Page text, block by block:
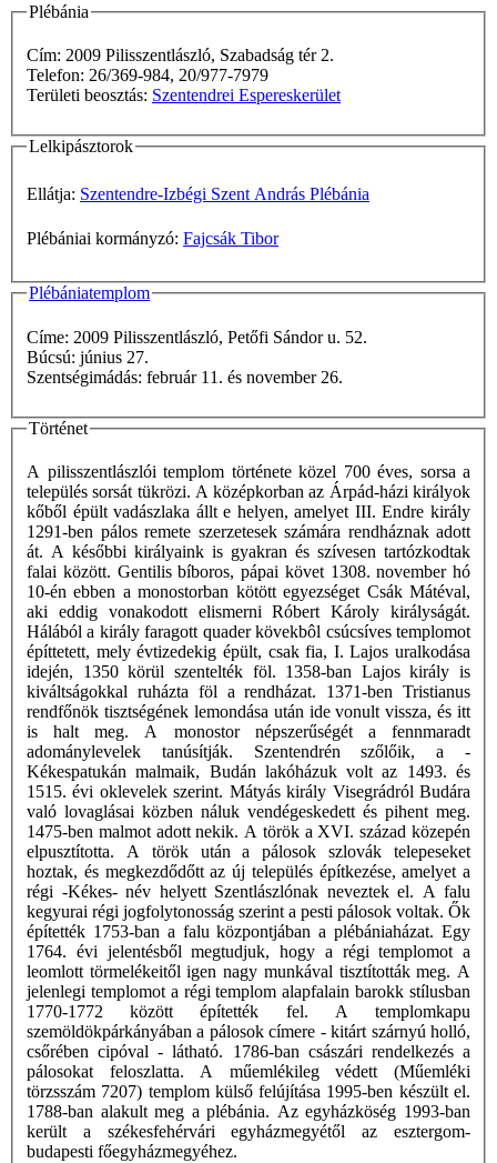
Plébánia
Cím: 2009 Pilisszentlászló, Szabadság tér 2.
Telefon: 26/369-984, 20/977-7979
Területi beosztás: Szentendrei Espereskerület
Lelkipásztorok
Ellátja: Szentendre-Izbégi Szent András Plébánia
Plébániai kormányzó: Fajcsák Tibor
Plébániatemplom
Címe: 2009 Pilisszentlászló, Petőfi Sándor u. 52.
Búcsú: június 27.
Szentségimádás: február 11. és november 26.
Történet
A pilisszentlászlói templom története közel 700 éves, sorsa a
település sorsát tükrözi. A középkorban az Árpád-házi királyok
kőből épült vadászlaka állt e helyen, amelyet III. Endre király
1291-ben pálos remete szerzetesek számára rendháznak adott
át. A későbbi királyaink is gyakran és szívesen tartózkodtak
falai között. Gentilis bíboros, pápai követ 1308. november hó
10-én ebben a monostorban kötött egyezséget Csák Mátéval,
aki eddig vonakodott elismerni Róbert Károly királyságát.
Hálából a király faragott quader kövekbôl csúcsíves templomot
építtetett, mely évtizedekig épült, csak fia, I. Lajos uralkodása
idején, 1350 körül szentelték föl. 1358-ban Lajos király is
kiváltságokkal ruházta föl a rendházat. 1371-ben Tristianus
rendfőnök tisztségének lemondása után ide vonult vissza, és itt
is halt meg. A monostor népszerűségét a fennmaradt
adománylevelek tanúsítják. Szentendrén szőlőik, a -
Kékespatukán malmaik, Budán lakóházuk volt az 1493. és
1515. évi oklevelek szerint. Mátyás király Visegrádról Budára
való lovaglásai közben náluk vendégeskedett és pihent meg.
1475-ben malmot adott nekik. A török a XVI. század közepén
elpusztította. A török után a pálosok szlovák telepeseket
hoztak, és megkezdődőtt az új település építkezése, amelyet a
régi -Kékes- név helyett Szentlászlónak neveztek el. A falu
kegyurai régi jogfolytonosság szerint a pesti pálosok voltak. Ők
építették 1753-ban a falu központjában a plébániaházat. Egy
1764. évi jelentésből megtudjuk, hogy a régi templomot a
leomlott törmelékeitől igen nagy munkával tisztították meg. A
jelenlegi templomot a régi templom alapfalain barokk stílusban
1770-1772 között építették fel. A templomkapu
szemöldökpárkányában a pálosok címere - kitárt szárnyú holló,
csőrében cipóval - látható. 1786-ban császári rendelkezés a
pálosokat feloszlatta. A műemlékileg védett (Műemléki
törzsszám 7207) templom külső felújítása 1995-ben készült el.
1788-ban alakult meg a plébánia. Az egyházköség 1993-ban
került a székesfehérvári egyházmegyétől az esztergom-
budapesti főegyházmegyéhez.